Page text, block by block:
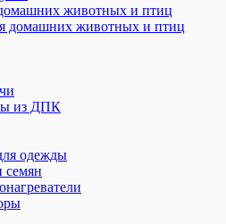
животных и птиц
домашних животных и птиц
из ДПК
одежды
семян